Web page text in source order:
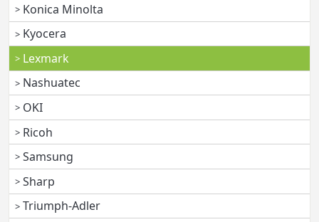
Konica Minolta
Kyocera
Lexmark
Nashuatec
OKI
Ricoh
Samsung
Sharp
Triumph-Adler